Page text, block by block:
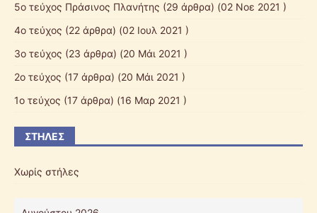
5ο τεύχος Πράσινος Πλανήτης (29 άρθρα) (02 Νοε 2021 )
4ο τεύχος (22 άρθρα) (02 Ιουλ 2021 )
3ο τεύχος (23 άρθρα) (20 Μάι 2021 )
2ο τεύχος (17 άρθρα) (20 Μάι 2021 )
1ο τεύχος (17 άρθρα) (16 Μαρ 2021 )
ΣΤΉΛΕΣ
Χωρίς στήλες